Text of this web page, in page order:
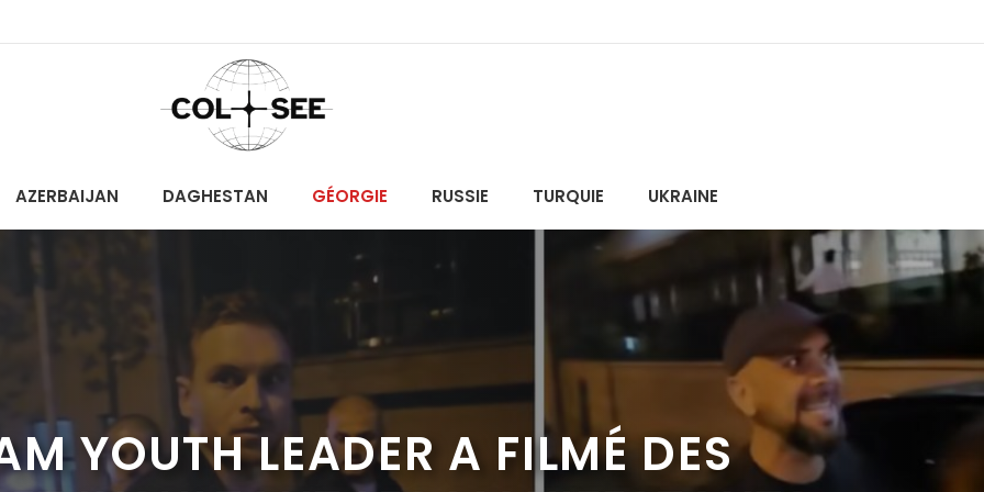
AZERBAIJAN DAGHESTAN GÉORGIE RUSSIE TURQUIE UKRAINE
YOUTH LEADER A FILMÉ DES